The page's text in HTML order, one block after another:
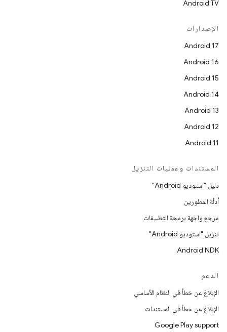
Android TV
الإصدارات
Android 17
Android 16
Android 15
Android 14
Android 13
Android 12
Android 11
المستندات وعمليات التنزيل
دليل "استوديو Android"
أدلّة المطورين
مرجع واجهة برمجة التطبيقات
تنزيل "استوديو Android"
Android NDK
الدعم
الإبلاغ عن خطأ في النظام الأساسي
الإبلاغ عن خطأ في المستندات
Google Play support